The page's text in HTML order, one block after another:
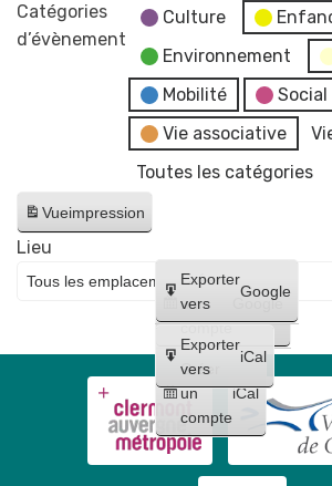
Catégories
d’évènement
Culture
Environnement
Mobilité
Social
Vie associative
Toutes les catégories
Vueimpression
Créer
un
compte
Google
Créer
un
compte
iCal
Exporter
vers
Google
Exporter
vers
iCal
Lieu